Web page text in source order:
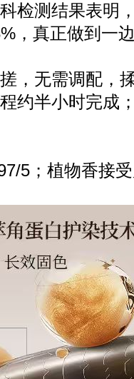
检测结果表明
，真正做到一
，无需调配，
约半小时完成
5；植物香接